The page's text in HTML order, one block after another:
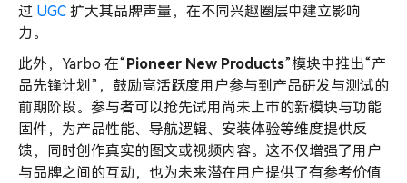
过 UGC 扩大其品牌声量，在不同兴趣圈层中建立影响
力。
此外，Yarbo 在“ Pioneer New Products”模块中推出“产
品先锋计划”，鼓励高活跃度用户参与到产品研发与测试的
前期阶段。参与者可以抢先试用尚未上市的新模块与功能
固件，为产品性能、导航逻辑、安装体验等维度提供反
馈，同时创作真实的图文或视频内容。这不仅增强了用户
与品牌之间的互动，也为未来潜在用户提供了有参考价值